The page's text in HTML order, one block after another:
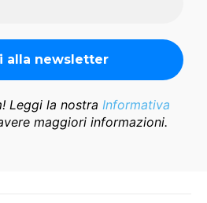
Leggi la nostra Informativa
maggiori informazioni.